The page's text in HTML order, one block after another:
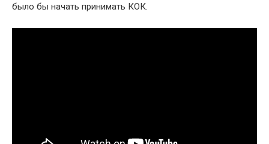
было бы начать принимать КОК.